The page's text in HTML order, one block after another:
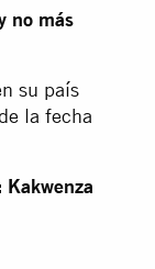
no más
su país
la fecha